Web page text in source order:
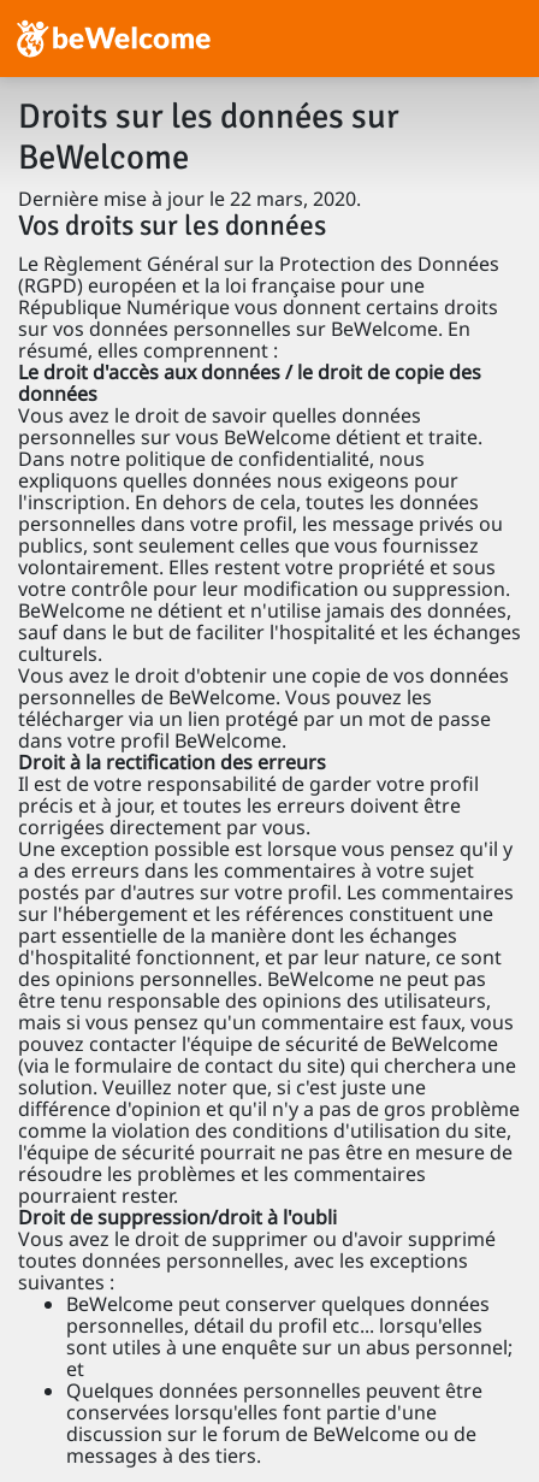
Droits sur les données sur
BeWelcome
Dernière mise à jour le 22 mars, 2020.
Vos droits sur les données
Le Règlement Général sur la Protection des Données
(RGPD) européen et la loi française pour une
République Numérique vous donnent certains droits
sur vos données personnelles sur BeWelcome. En
résumé, elles comprennent :
Le droit d'accès aux données / le droit de copie des
données
Vous avez le droit de savoir quelles données
personnelles sur vous BeWelcome détient et traite.
Dans notre politique de confidentialité, nous
expliquons quelles données nous exigeons pour
l'inscription. En dehors de cela, toutes les données
personnelles dans votre profil, les message privés ou
publics, sont seulement celles que vous fournissez
volontairement. Elles restent votre propriété et sous
votre contrôle pour leur modification ou suppression.
BeWelcome ne détient et n'utilise jamais des données,
sauf dans le but de faciliter l'hospitalité et les échanges
culturels.
Vous avez le droit d'obtenir une copie de vos données
personnelles de BeWelcome. Vous pouvez les
télécharger via un lien protégé par un mot de passe
dans votre profil BeWelcome.
Droit à la rectification des erreurs
Il est de votre responsabilité de garder votre profil
précis et à jour, et toutes les erreurs doivent être
corrigées directement par vous.
Une exception possible est lorsque vous pensez qu'il y
a des erreurs dans les commentaires à votre sujet
postés par d'autres sur votre profil. Les commentaires
sur l'hébergement et les références constituent une
part essentielle de la manière dont les échanges
d'hospitalité fonctionnent, et par leur nature, ce sont
des opinions personnelles. BeWelcome ne peut pas
être tenu responsable des opinions des utilisateurs,
mais si vous pensez qu'un commentaire est faux, vous
pouvez contacter l'équipe de sécurité de BeWelcome
(via le formulaire de contact du site) qui cherchera une
solution. Veuillez noter que, si c'est juste une
différence d'opinion et qu'il n'y a pas de gros problème
comme la violation des conditions d'utilisation du site,
l'équipe de sécurité pourrait ne pas être en mesure de
résoudre les problèmes et les commentaires
pourraient rester.
Droit de suppression/droit à l'oubli
Vous avez le droit de supprimer ou d'avoir supprimé
toutes données personnelles, avec les exceptions
suivantes :
BeWelcome peut conserver quelques données
personnelles, détail du profil etc... lorsqu'elles
sont utiles à une enquête sur un abus personnel;
et
Quelques données personnelles peuvent être
conservées lorsqu'elles font partie d'une
discussion sur le forum de BeWelcome ou de
messages à des tiers.